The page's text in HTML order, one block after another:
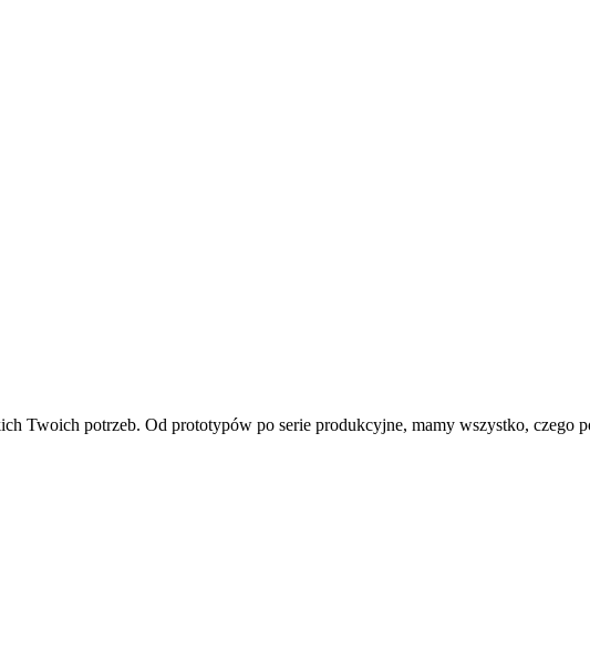
Twoich potrzeb. Od prototypów po serie produkcyjne, mamy wszystko, czego